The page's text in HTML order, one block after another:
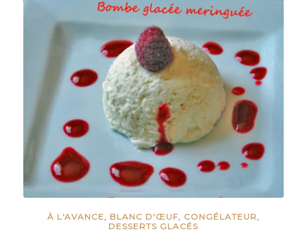
À L'AVANCE, BLANC D'ŒUF, CONGÉLATEUR,
DESSERTS GLACÉS